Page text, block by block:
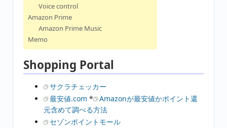
Voice control
Amazon Prime
Amazon Prime Music
Memo
Shopping Portal
サクラチェッカー
最安値.com *
Amazonが最安値かポイント還
元含めて調べる方法
セゾンポイントモール